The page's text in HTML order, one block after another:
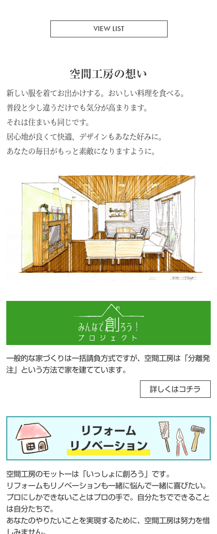
VIEW LIST
空間工房の想い
新しい服を着てお出かけする。おいしい料理を食べる。
普段と少し違うだけでも気分が高まります。
それは住まいも同じです。
居心地が良くて快適、デザインもあなた好みに。
あなたの毎日がもっと素敵になりますように。
一般的な家づくりは一括請負方式ですが、空間工房は「分離発
注」という方法で家を建てています。
詳しくはコチラ
空間工房のモットーは「いっしょに創ろう」です。
リフォームもリノベーションも一緒に悩んで一緒に喜びたい。
プロにしかできないことはプロの手で。自分たちでできること
は自分たちで。
あなたのやりたいことを実現するために、空間工房は努力を惜
しみません。